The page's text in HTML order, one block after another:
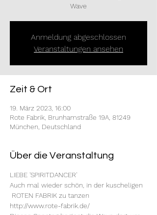
Wave
Anmeldung abgeschlossen
Veranstaltungen ansehen
Zeit & Ort
19. März 2023, 16:00
Rote Fabrik, Brunhamstraße 19A, 81249
München, Deutschland
Über die Veranstaltung
LIEBE 'SPIRITDANCER'
Auch mal wieder schön, in der kuscheligen
ROTEN FABRIK zu tanzen
http://www.rote-fabrik.de/